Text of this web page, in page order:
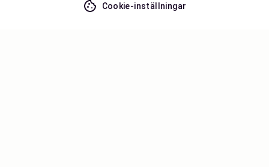
Cookie-inställningar